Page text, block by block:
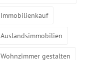
Immobilienkauf
Auslandsimmobilien
Wohnzimmer gestalten